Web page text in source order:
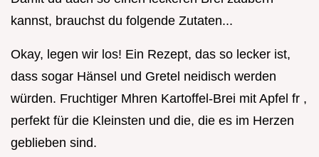
kannst, brauchst du folgende Zutaten...
Okay, legen wir los! Ein Rezept, das so lecker ist,
dass sogar Hänsel und Gretel neidisch werden
würden. Fruchtiger Mhren Kartoffel-Brei mit Apfel fr ,
perfekt für die Kleinsten und die, die es im Herzen
geblieben sind.